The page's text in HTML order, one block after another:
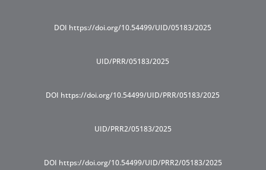
DOI https://doi.org/10.54499/UID/05183/2025
UID/PRR/05183/2025
DOI https://doi.org/10.54499/UID/PRR/05183/2025
UID/PRR2/05183/2025
DOI https://doi.org/10.54499/UID/PRR2/05183/2025